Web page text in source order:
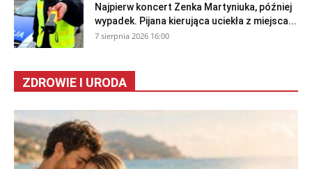
Najpierw koncert Zenka Martyniuka, później
wypadek. Pijana kierująca uciekła z miejsca...
7 sierpnia 2026 16:00
ZDROWIE I URODA